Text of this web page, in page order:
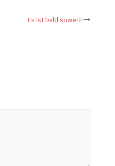
Es ist bald soweit!